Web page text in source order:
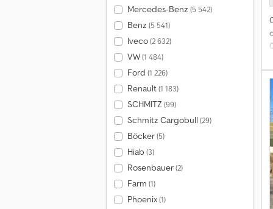
Mercedes-Benz (5 542)
Benz (5 541)
Iveco(2 632)
VW(1 484)
Ford (1 226)
Renault(1 183)
SCHMITZ(99)
Schmitz Cargobull (29)
Böcker(5)
Hiab (3)
Rosenbauer(2)
Farm (1)
Phoenix(1)